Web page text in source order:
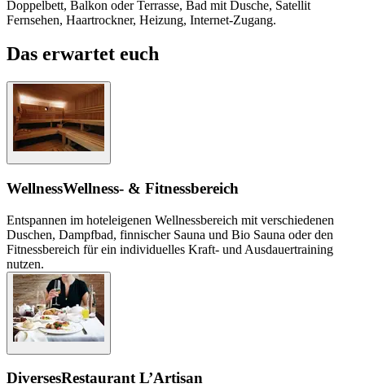
Doppelbett, Balkon oder Terrasse, Bad mit Dusche, Satellit
Fernsehen, Haartrockner, Heizung, Internet-Zugang.
Das erwartet euch
WellnessWellness- & Fitnessbereich
Entspannen im hoteleigenen Wellnessbereich mit verschiedenen
Duschen, Dampfbad, finnischer Sauna und Bio Sauna oder den
Fitnessbereich für ein individuelles Kraft- und Ausdauertraining
nutzen.
DiversesRestaurant L’Artisan